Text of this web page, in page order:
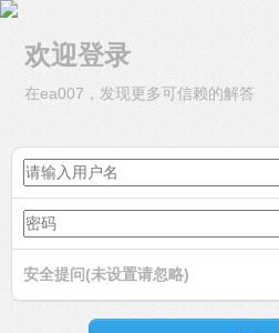
欢迎登录
在ea007，发现更多可信赖的解答
安全提问(未设置请忽略)